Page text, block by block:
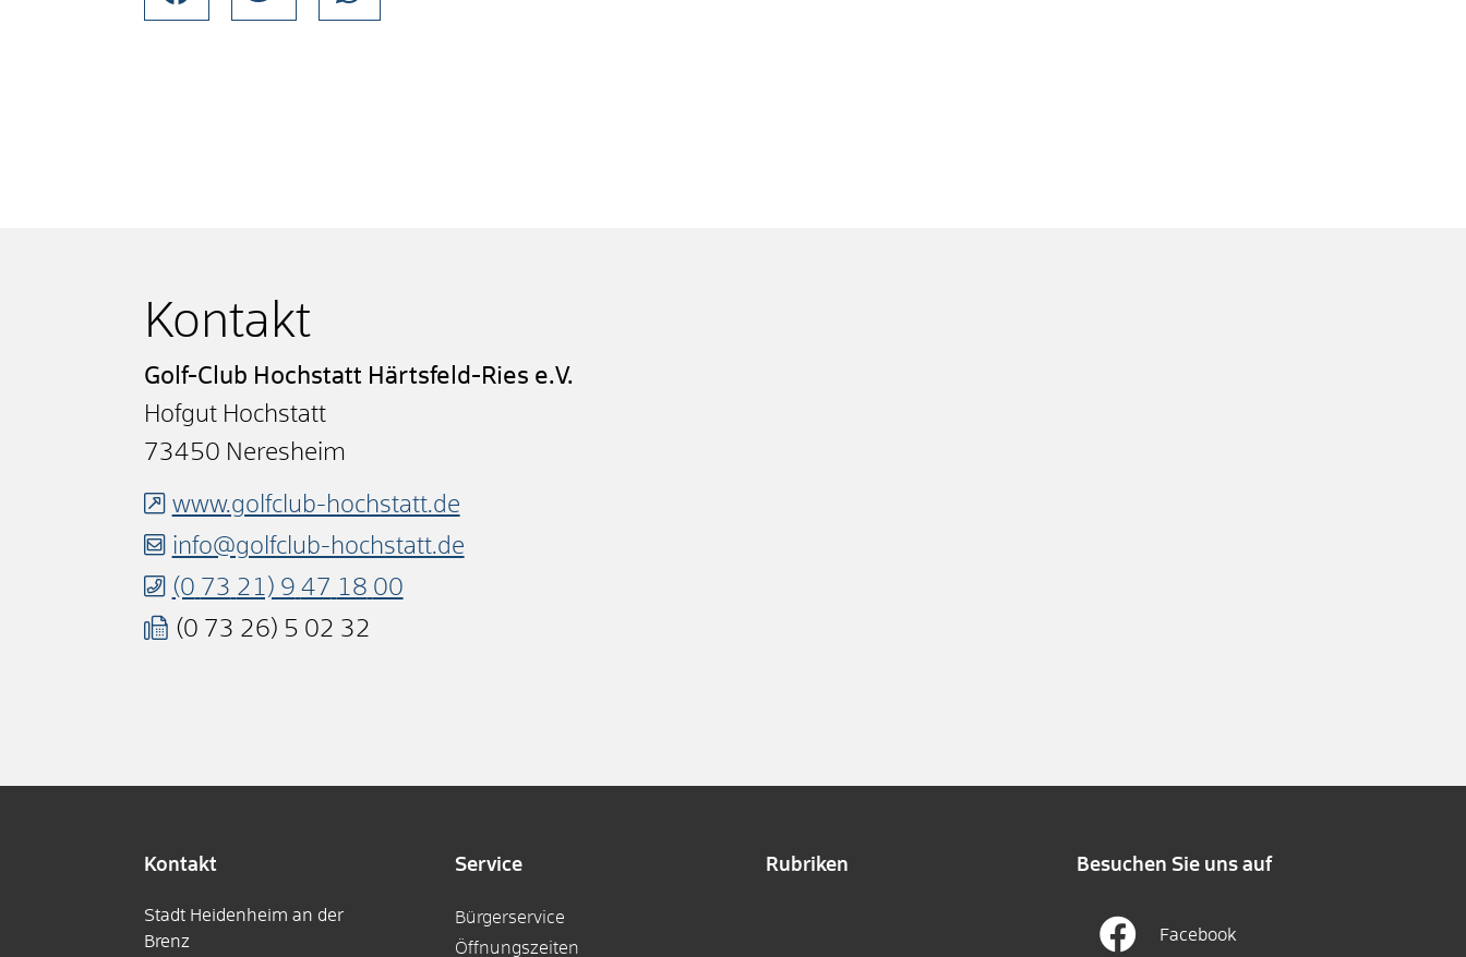
Kontakt
Golf-Club Hochstatt Härtsfeld-Ries e.V.
Hofgut Hochstatt
73450 Neresheim
www.golfclub-hochstatt.de
info@golfclub-hochstatt.de
(0 73 21) 9 47 18 00
(0 73 26) 5 02 32
Kontakt
Stadt Heidenheim an der
Brenz
Service
Bürgerservice
Öffnungszeiten
Rubriken Besuchen Sie uns auf
Facebook